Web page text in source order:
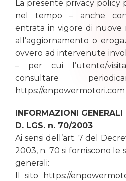
La presente privacy policy
nel tempo – anche
entrata in vigore di nuove
all’aggiornamento o
ovvero ad intervenute
– per cui l’utente/
consultare
https://enpowermotori.com
INFORMAZIONI
D. LGS. n. 70/2003
Ai sensi dell’art. 7 del
2003, n. 70 si forniscono le
generali:
Il sito https://